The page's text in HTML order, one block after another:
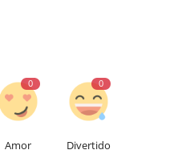
0
Amor
0
Divertido